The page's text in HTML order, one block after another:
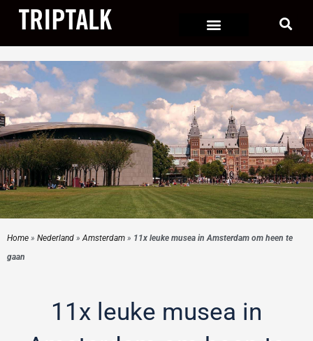
de
inhoud
Home » Nederland »Amsterdam » 11x leuke musea in Amsterdam om heen te
gaan
11x leuke musea in